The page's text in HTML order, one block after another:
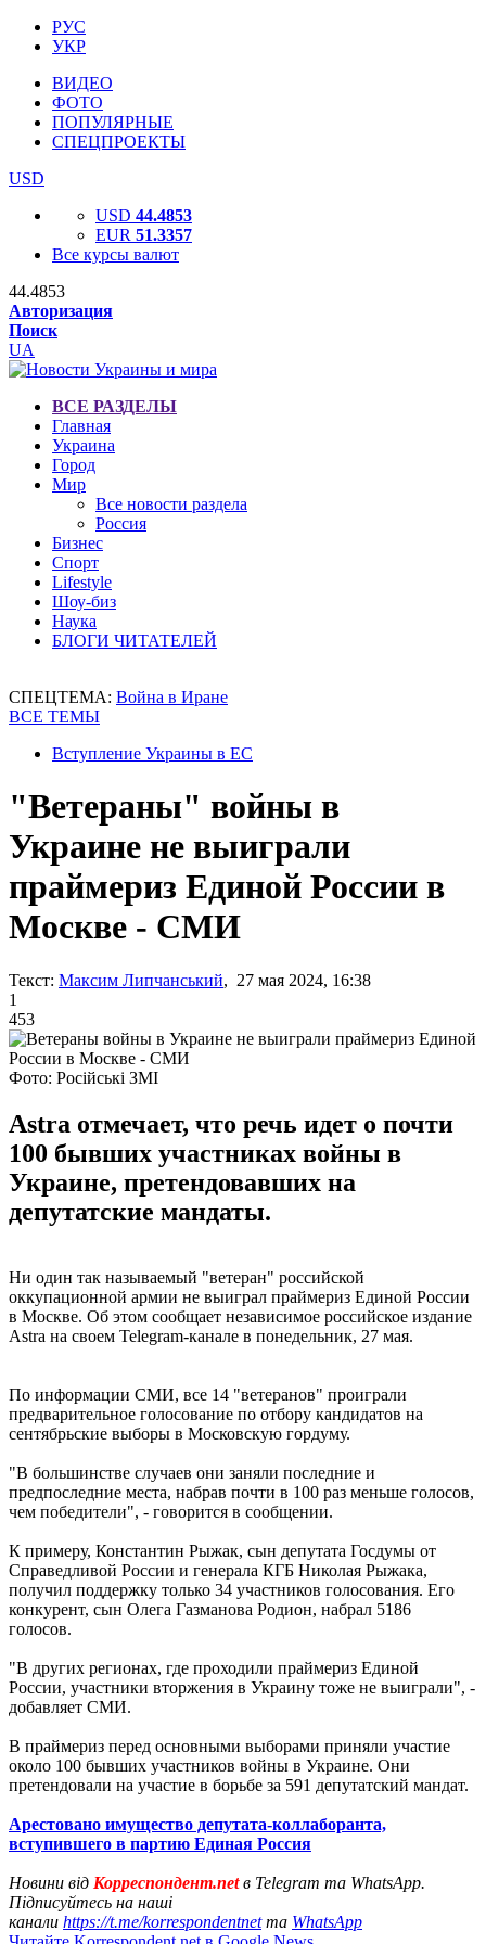
РУС
УКР
ВИДЕО
ФОТО
ПОПУЛЯРНЫЕ
СПЕЦПРОЕКТЫ
USD
USD 44.4853
EUR 51.3357
Все курсы валют
44.4853
Авторизация
Поиск
UA
ВСЕ РАЗДЕЛЫ
Главная
Украина
Город
Мир
Все новости раздела
Россия
Бизнес
Спорт
Lifestyle
Шоу-биз
Наука
БЛОГИ ЧИТАТЕЛЕЙ
СПЕЦТЕМА: Война в Иране
ВСЕ ТЕМЫ
Вступление Украины в ЕС
"Ветераны" войны в
Украине не выиграли
праймериз Единой России в
Москве - СМИ
Текст: Максим Липчанський, 27 мая 2024, 16:38
1
453
Фото: Російські ЗМІ
Astra отмечает, что речь идет о почти
100 бывших участниках войны в
Украине, претендовавших на
депутатские мандаты.
Ни один так называемый "ветеран" российской
оккупационной армии не выиграл праймериз Единой России
в Москве. Об этом сообщает независимое российское издание
Astra на своем Telegram-канале в понедельник, 27 мая.
По информации СМИ, все 14 "ветеранов" проиграли
предварительное голосование по отбору кандидатов на
сентябрьские выборы в Московскую гордуму.
"В большинстве случаев они заняли последние и
предпоследние места, набрав почти в 100 раз меньше голосов,
чем победители", - говорится в сообщении.
К примеру, Константин Рыжак, сын депутата Госдумы от
Справедливой России и генерала КГБ Николая Рыжака,
получил поддержку только 34 участников голосования. Его
конкурент, сын Олега Газманова Родион, набрал 5186
голосов.
"В других регионах, где проходили праймериз Единой
России, участники вторжения в Украину тоже не выиграли", -
добавляет СМИ.
В праймериз перед основными выборами приняли участие
около 100 бывших участников войны в Украине. Они
претендовали на участие в борьбе за 591 депутатский мандат.
Арестовано имущество депутата-коллаборанта,
вступившего в партию Единая Россия
Новини від Корреспондент.netв Telegram та WhatsApp.
Підписуйтесь на наші
канали https://t.me/korrespondentnetта WhatsApp